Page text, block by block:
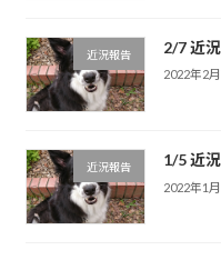
近況報告 2/7 近
2022年2
近況報告 1/5 近
2022年1